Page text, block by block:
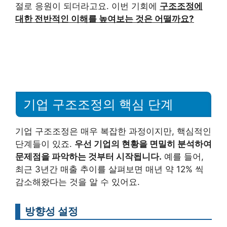
절로 응원이 되더라고요. 이번 기회에 구조조정에
대한 전반적인 이해를 높여보는 것은 어떨까요?
기업 구조조정의 핵심 단계
기업 구조조정은 매우 복잡한 과정이지만, 핵심적인
단계들이 있죠. 우선 기업의 현황을 면밀히 분석하여
문제점을 파악하는 것부터 시작됩니다. 예를 들어,
최근 3년간 매출 추이를 살펴보면 매년 약 12% 씩
감소해왔다는 것을 알 수 있어요.
방향성 설정